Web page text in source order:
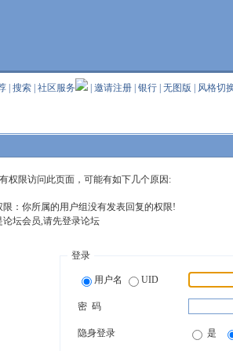
| 搜索| 社区服务 | 邀请注册| 银行 无图版 风格切
权限访问此页面，可能有如下几个原因:
限：你所属的用户组没有发表回复的权限!
论坛会员,请先登录论坛
登录
用户名 UID
密 码
隐身登录 是